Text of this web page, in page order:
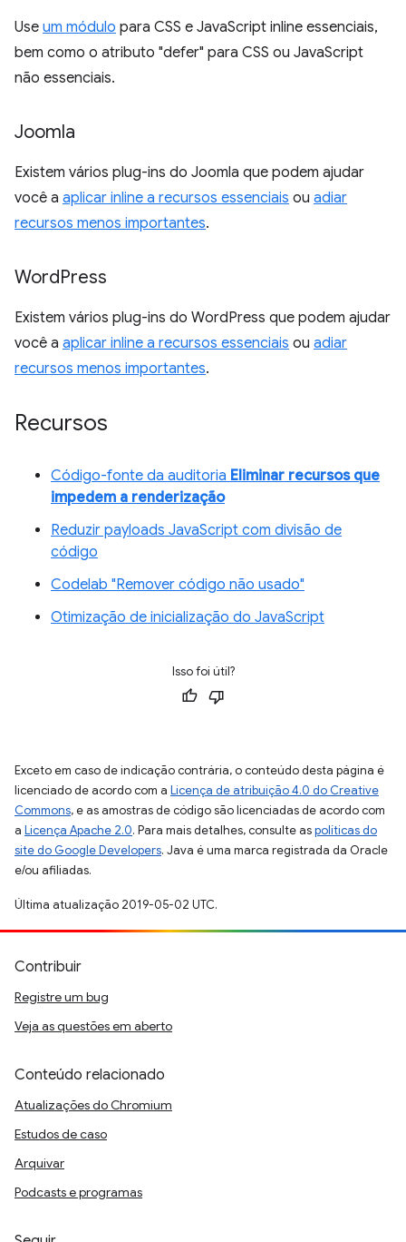
Use um módulo para CSS e JavaScript inline essenciais,
bem como o atributo "defer" para CSS ou JavaScript
não essenciais.
Joomla
Existem vários plug-ins do Joomla que podem ajudar
você a aplicar inline a recursos essenciais ou adiar
recursos menos importantes.
WordPress
Existem vários plug-ins do WordPress que podem ajudar
você a aplicar inline a recursos essenciais ou adiar
recursos menos importantes.
Recursos
Código-fonte da auditoria Eliminar recursos que
impedem a renderização
Reduzir payloads JavaScript com divisão de
código
Codelab "Remover código não usado"
Otimização de inicialização do JavaScript
Isso foi útil?
Exceto em caso de indicação contrária, o conteúdo desta página é
licenciado de acordo com a Licença de atribuição 4.0 do Creative
Commons, e as amostras de código são licenciadas de acordo com
a Licença Apache 2.0. Para mais detalhes, consulte aspolíticas do
site do Google Developers. Java é uma marca registrada da Oracle
e/ou afiliadas.
Última atualização 2019-05-02 UTC.
Contribuir
Registre um bug
Veja as questões em aberto
Conteúdo relacionado
Atualizações do Chromium
Estudos de caso
Arquivar
Podcasts e programas